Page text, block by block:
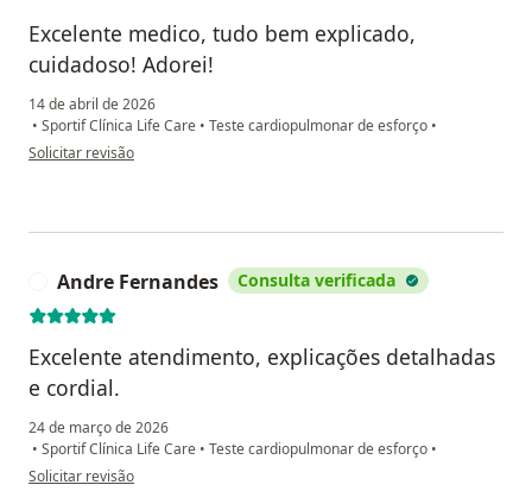
Excelente medico, tudo bem explicado,
cuidadoso! Adorei!
14 de abril de 2026
• Sportif Clínica Life Care • Teste cardiopulmonar de esforço •
na opinião do utilizador Renata Elias
Solicitar revisão
Andre Fernandes Consulta verificada
Excelente atendimento, explicações detalhadas
e cordial.
24 de março de 2026
• Sportif Clínica Life Care • Teste cardiopulmonar de esforço •
na opinião do utilizador Andre Fernandes
Solicitar revisão